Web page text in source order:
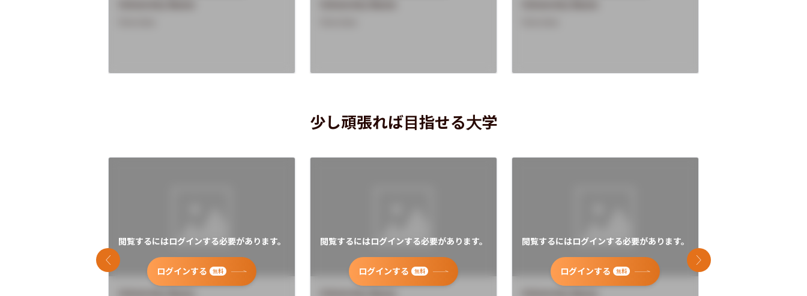
少し頑張れば目指せる大学
閲覧するにはログインする必要があります。
ログインする 無料
閲覧するにはログインする必要があります。
ログインする 無料
閲覧するにはログインする必要があります。
ログインする 無料
前のスライド 次のスライド